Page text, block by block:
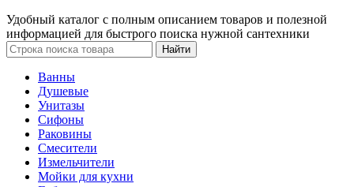
Удобный каталог с полным описанием товаров и полезной
информацией для быстрого поиска нужной сантехники
Ванны
Душевые
Унитазы
Сифоны
Раковины
Смесители
Измельчители
Мойки для кухни